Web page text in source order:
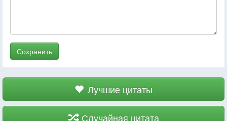
Сохранить
Лучшие цитаты
Случайная цитата